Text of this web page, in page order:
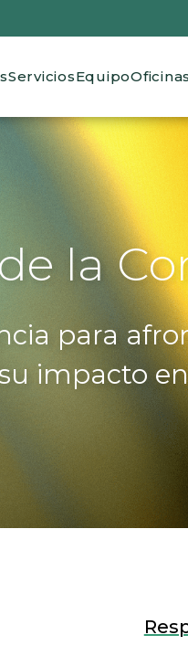
ServiciosEquipoOficinas
la
para
impacto